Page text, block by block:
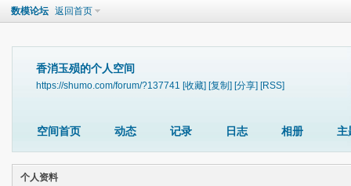
数模论坛 返回首页
香消玉殒的个人空间
https://shumo.com/forum/?137741 [收藏] [复制] [分享] [RSS]
空间首页 动态 记录 日志 相册 主
个人资料